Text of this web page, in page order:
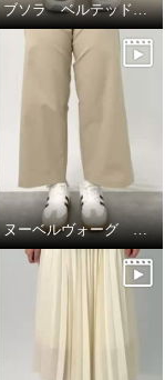
ブソラ ベルテッドスニーカー☆
ヌーベルヴォーグ ローカットスニーカー☆